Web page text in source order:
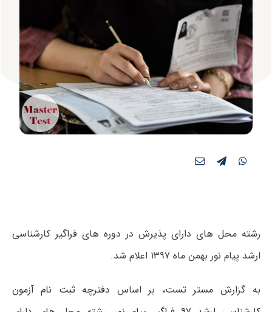
رشته محل های دارای پذیرش در دوره های فراگیر کارشناسی
ارشد پیام نور بهمن ماه ۱۳۹۷ اعلام شد.
به گزارش مستر تست، بر اساس دفترچه ثبت نام آزمون